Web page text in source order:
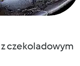
czekoladowym